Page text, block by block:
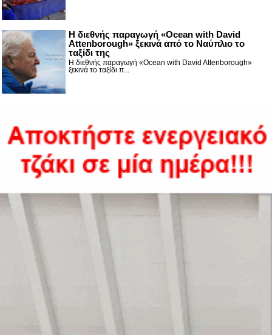
Η διεθνής παραγωγή «Ocean with David
Attenborough» ξεκινά από το Ναύπλιο το
ταξίδι της
Η διεθνής παραγωγή «Ocean with David Attenborough»
ξεκινά το ταξίδι π...